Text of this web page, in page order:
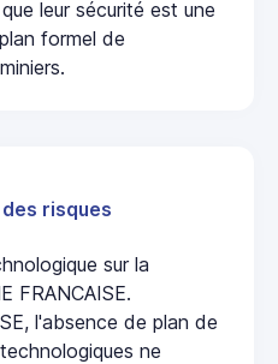
leur sécurité est une
formel de
risques
sur la
FRANCAISE.
l'absence de plan de
ne